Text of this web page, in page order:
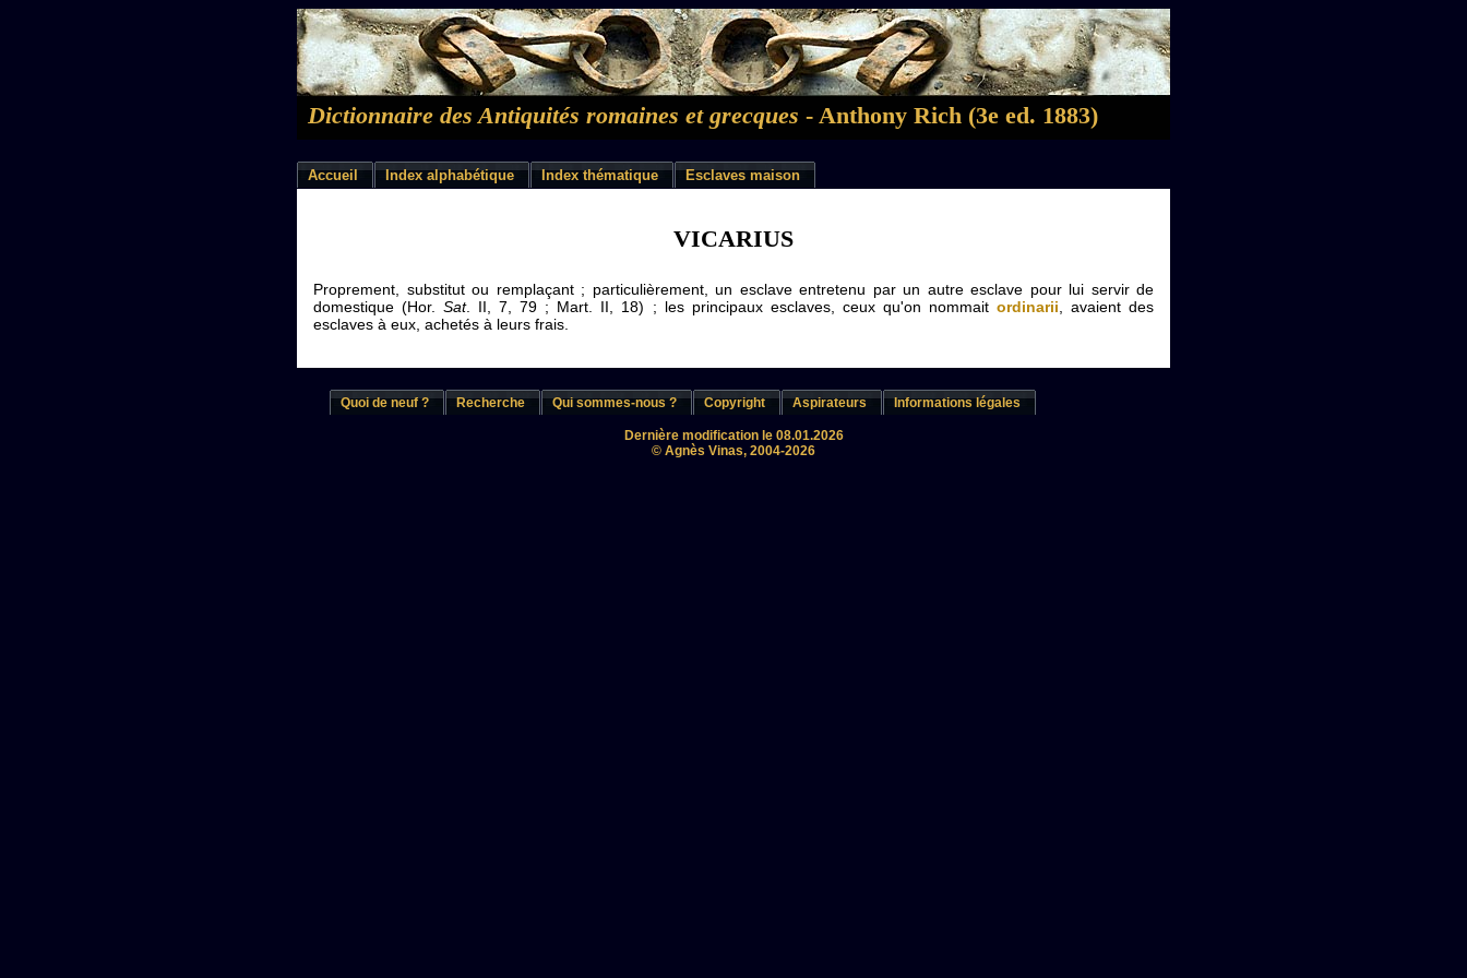
Dictionnaire des Antiquités romaines et grecques - Anthony Rich (3e ed. 1883)
Accueil Index alphabétique Index thématique Esclaves maison
VICARIUS
Proprement, substitut ou remplaçant ; particulièrement, un esclave entretenu par un autre esclave pour lui servir de
domestique (Hor.Sat. II, 7, 79 ; Mart. II, 18) ; les principaux esclaves, ceux qu'on nommait ordinarii , avaient des
esclaves à eux, achetés à leurs frais.
Quoi de neuf ? Recherche Qui sommes-nous ? Copyright Aspirateurs Informations légales
Dernière modification le 08.01.2026
© Agnès Vinas, 2004-2026